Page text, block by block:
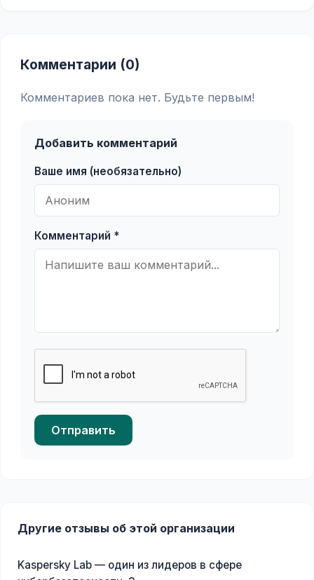
Комментарии (0)
Комментариев пока нет. Будьте первым!
Добавить комментарий
Ваше имя (необязательно)
Комментарий *
Отправить
Другие отзывы об этой организации
Kaspersky Lab — один из лидеров в сфере